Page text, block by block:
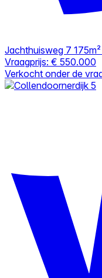
Jachthuisweg 7
Vraagprijs: € 550.000
Verkocht onder de